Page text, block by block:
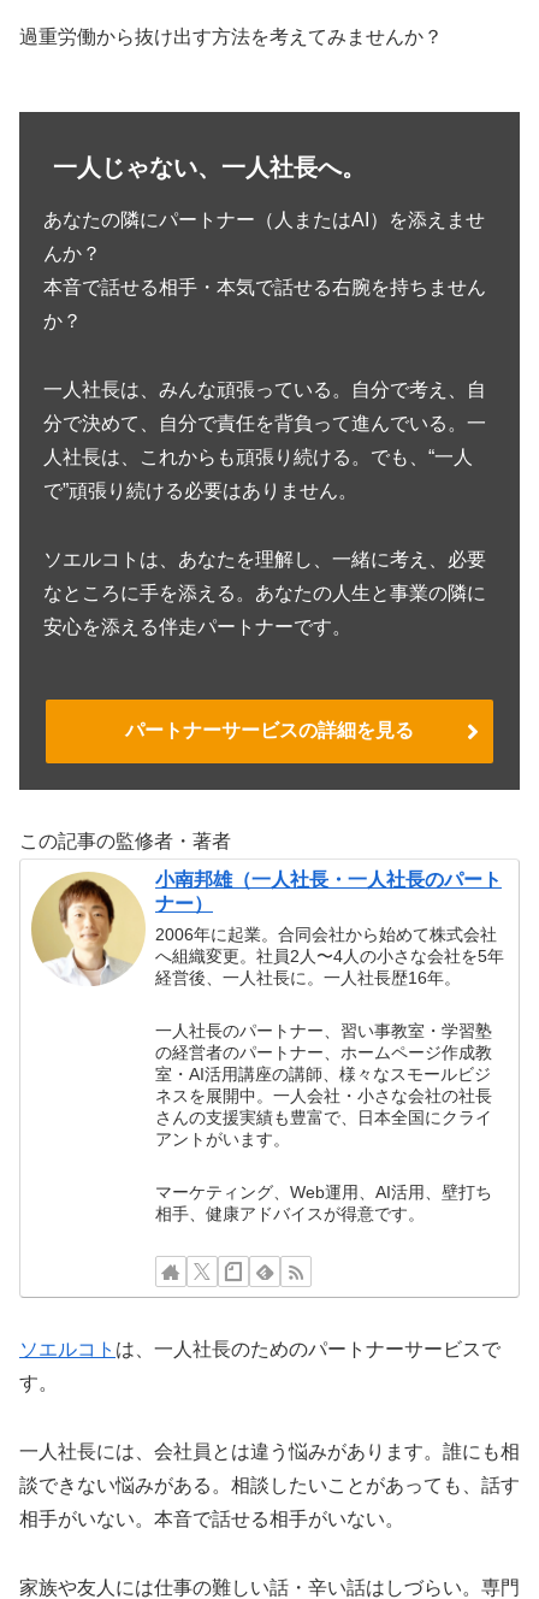
過重労働から抜け出す方法を考えてみませんか？
一人じゃない、一人社長へ。
あなたの隣にパートナー（人またはAI）を添えませ
んか？
本音で話せる相手・本気で話せる右腕を持ちません
か？
一人社長は、みんな頑張っている。自分で考え、自
分で決めて、自分で責任を背負って進んでいる。一
人社長は、これからも頑張り続ける。でも、“一人
で”頑張り続ける必要はありません。
ソエルコトは、あなたを理解し、一緒に考え、必要
なところに手を添える。あなたの人生と事業の隣に
安心を添える伴走パートナーです。
パートナーサービスの詳細を見る
この記事の監修者・著者
小南邦雄（一人社長・一人社長のパート
ナー）
2006年に起業。合同会社から始めて株式会社
へ組織変更。社員2人〜4人の小さな会社を5年
経営後、一人社長に。一人社長歴16年。
一人社長のパートナー、習い事教室・学習塾
の経営者のパートナー、ホームページ作成教
室・AI活用講座の講師、様々なスモールビジ
ネスを展開中。一人会社・小さな会社の社長
さんの支援実績も豊富で、日本全国にクライ
アントがいます。
マーケティング、Web運用、AI活用、壁打ち
相手、健康アドバイスが得意です。
ソエルコト は、一人社長のためのパートナーサービスで
す。
一人社長には、会社員とは違う悩みがあります。誰にも相
談できない悩みがある。相談したいことがあっても、話す
相手がいない。本音で話せる相手がいない。
家族や友人には仕事の難しい話・辛い話はしづらい。専門